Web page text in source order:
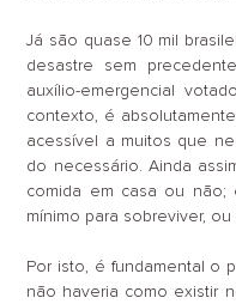
Já são quase 10 mil
desastre sem
auxílio-emergencial
contexto, é
acessível a muitos que
do necessário. Ainda
comida em casa ou não;
mínimo para sobreviver, ou
Por isto, é fundamental o
não haveria como existir